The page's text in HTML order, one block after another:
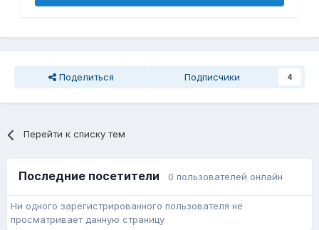
Поделиться Подписчики 4
Перейти к списку тем
Последние посетители 0 пользователей онлайн
Ни одного зарегистрированного пользователя не
просматривает данную страницу